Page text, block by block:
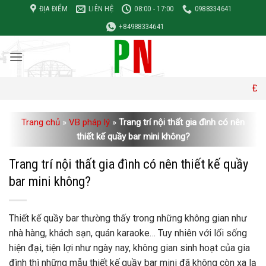
nội
dung
ĐỊA ĐIỂM LIÊN HỆ 08:00 - 17:00
0988334641
+84988334641
Đơn giá xây
Trang chủ » VB pháp lý » Trang trí nội thất gia đình có nên
thiết kế quầy bar mini không?
Trang trí nội thất gia đình có nên thiết kế quầy
bar mini không?
Thiết kế quầy bar thường thấy trong những không gian như
nhà hàng, khách sạn, quán karaoke… Tuy nhiên với lối sống
hiện đại, tiện lợi như ngày nay, không gian sinh hoạt của gia
đình thì những mẫu thiết kế quầy bar mini đã không còn xa lạ